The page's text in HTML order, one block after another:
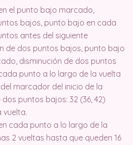
el punto bajo marcado,
bajos, punto bajo en cada
antes del siguiente
de dos puntos bajos, punto bajo
disminución de dos puntos
punto a lo largo de la vuelta
marcador del inicio de la
puntos bajos: 32 (36, 42)
vuelta.
cada punto a lo largo de la
2 vueltas hasta que queden 16